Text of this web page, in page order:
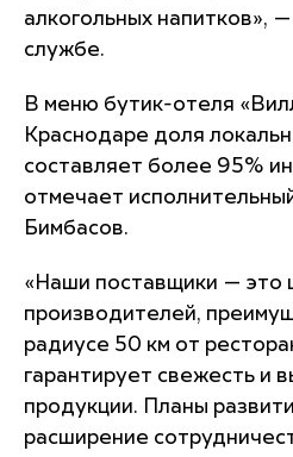
алкогольных напитков»,
службе.
В меню бутик-отеля
Краснодаре доля
составляет более 95%
отмечает
Бимбасов.
«Наши поставщики — это
производителей,
радиусе 50 км от
гарантирует свежесть и
продукции. Планы
расширение